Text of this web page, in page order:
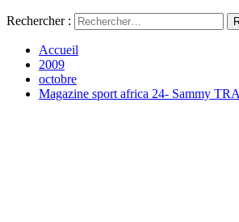
Rechercher :
Accueil
2009
octobre
Magazine sport africa 24- Sammy